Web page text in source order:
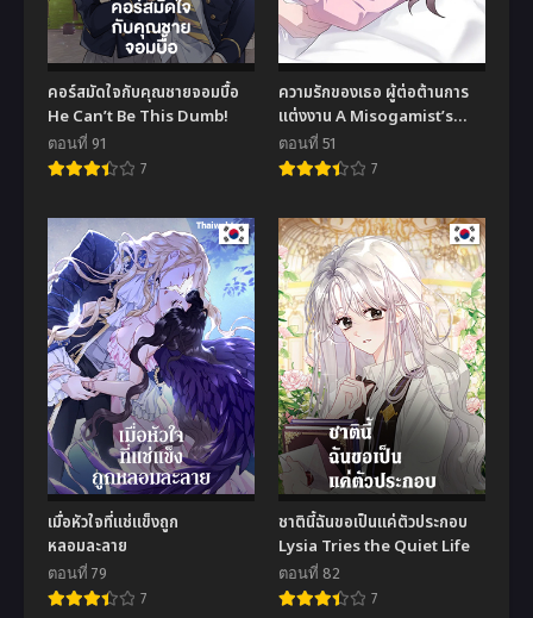
คอร์สมัดใจกับคุณชายจอมบื้อ
He Can’t Be This Dumb!
ตอนที่ 91
7
ความรักของเธอ ผู้ต่อต้านการ
แต่งงาน A Misogamist’s
Romance
ตอนที่ 51
7
เมื่อหัวใจที่แช่แข็งถูก
หลอมละลาย
ตอนที่ 79
7
ชาตินี้ฉันขอเป็นแค่ตัวประกอบ
Lysia Tries the Quiet Life
ตอนที่ 82
7